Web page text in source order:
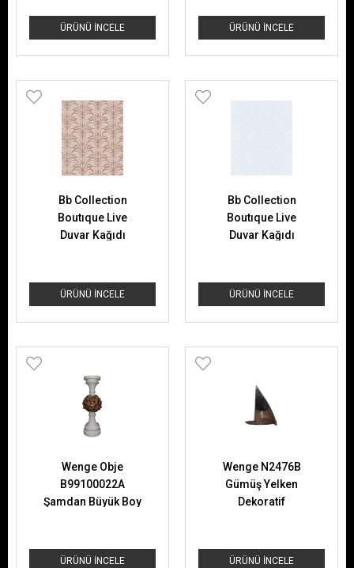
ÜRÜNÜ İNCELE ÜRÜNÜ İNCELE
ÜRÜNÜ İNCELE
Bb Collection
Boutıque Live
Duvar Kağıdı
ÜRÜNÜ İNCELE
Bb Collection
Boutıque Live
Duvar Kağıdı
ÜRÜNÜ İNCELE
Wenge Obje
B99100022A
Şamdan Büyük Boy
ÜRÜNÜ İNCELE
Wenge N2476B
Gümüş Yelken
Dekoratif